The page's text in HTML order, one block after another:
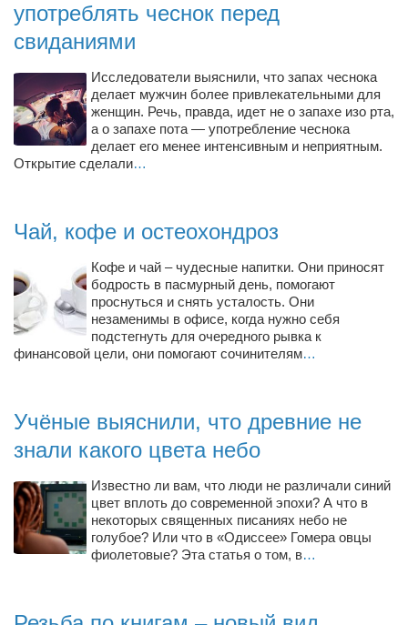
Сергей Коноз
Денис Федченко
Звукорежиссёры
Alfom Studio
Guitarproduction Studio
Писатели
Режиссёры
Художники
Надія Белокур
Анна Гидора
Леонтий Костур
Анна Черненко
Марина Фенота
употреблять чеснок перед
свиданиями
Исследователи выяснили, что запах чеснока
делает мужчин более привлекательными для
женщин. Речь, правда, идет не о запахе изо рта,
а о запахе пота — употребление чеснока
делает его менее интенсивным и неприятным.
Открытие сделали…
Чай, кофе и остеохондроз
Кофе и чай – чудесные напитки. Они приносят
бодрость в пасмурный день, помогают
проснуться и снять усталость. Они
незаменимы в офисе, когда нужно себя
подстегнуть для очередного рывка к
финансовой цели, они помогают сочинителям…
Учёные выяснили, что древние не
знали какого цвета небо
Известно ли вам, что люди не различали синий
цвет вплоть до современной эпохи? А что в
некоторых священных писаниях небо не
голубое? Или что в «Одиссее» Гомера овцы
фиолетовые? Эта статья о том, в…